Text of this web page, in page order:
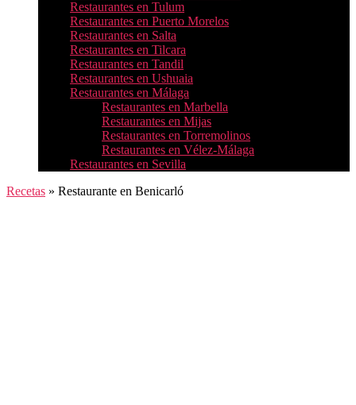
Restaurantes en Tulum
Restaurantes en Puerto Morelos
Restaurantes en Salta
Restaurantes en Tilcara
Restaurantes en Tandil
Restaurantes en Ushuaia
Restaurantes en Málaga
Restaurantes en Marbella
Restaurantes en Mijas
Restaurantes en Torremolinos
Restaurantes en Vélez-Málaga
Restaurantes en Sevilla
Recetas » Restaurante en Benicarló